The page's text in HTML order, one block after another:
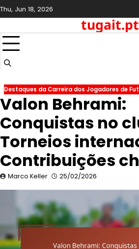
Skip
to
Thu, Jun 18, 2026
tugait.pt
Destaques da Carreira dos Jogadores de
Valon Behrami:
Conquistas no
Torneios
Contribuições
Marco Keller 25/02/2026